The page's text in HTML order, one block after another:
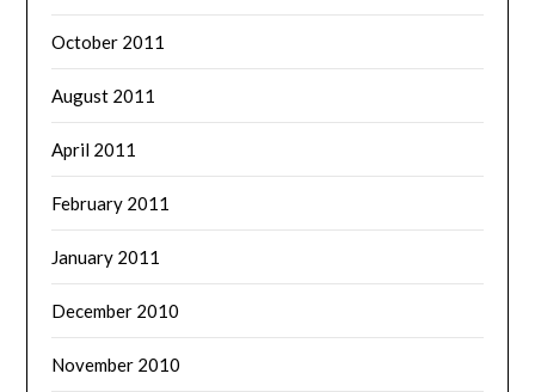
October 2011
August 2011
April 2011
February 2011
January 2011
December 2010
November 2010